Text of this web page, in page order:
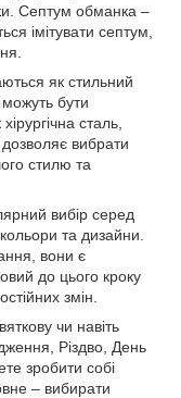
Септум обманка –
імітувати септум,
як стильний
бути
сталь,
вибрати
стилю та
вибір серед
та дизайни.
вони є
до цього кроку
змін.
чи навіть
Різдво, День
зробити собі
– вибирати